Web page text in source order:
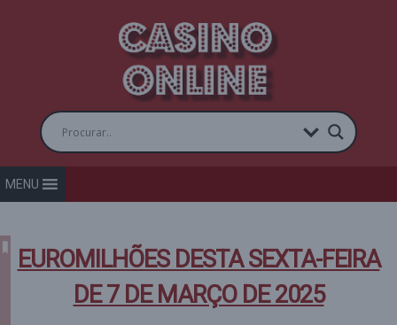
MENU
EUROMILHÕES DESTA SEXTA-FEIRA
DE 7 DE MARÇO DE 2025